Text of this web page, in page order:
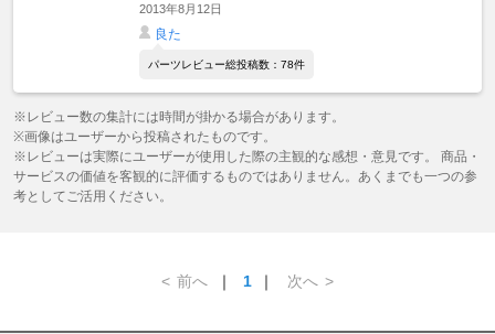
2013年8月12日
良た
パーツレビュー総投稿数：78件
※レビュー数の集計には時間が掛かる場合があります。
※画像はユーザーから投稿されたものです。
※レビューは実際にユーザーが使用した際の主観的な感想・意見です。 商品・
サービスの価値を客観的に評価するものではありません。あくまでも一つの参
考としてご活用ください。
< 前へ ｜ 1 ｜ 次へ >